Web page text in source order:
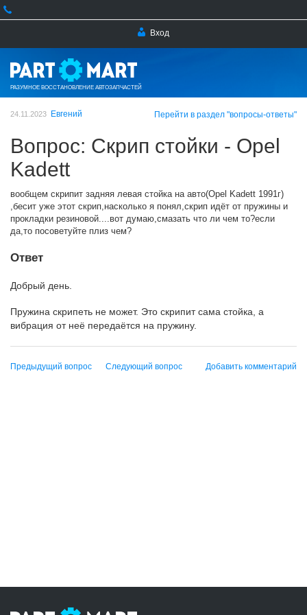
Вход
РАЗУМНОЕ ВОССТАНОВЛЕНИЕ АВТОЗАПЧАСТЕЙ
24.11.2023 Евгений Перейти в раздел "вопросы-ответы"
Вопрос: Скрип стойки - Opel
Kadett
вообщем скрипит задняя левая стойка на авто(Opel Kadett 1991г)
,бесит уже этот скрип,насколько я понял,скрип идёт от пружины и
прокладки резиновой....вот думаю,смазать что ли чем то?если
да,то посоветуйте плиз чем?
Ответ
Добрый день.
Пружина скрипеть не может. Это скрипит сама стойка, а
вибрация от неё передаётся на пружину.
Предыдущий вопрос Следующий вопрос Добавить комментарий